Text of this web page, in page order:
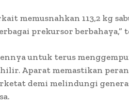
memusnahkan 113,2 kg
prekursor berbahaya,”
untuk terus
Aparat memastikan
demi melindungi